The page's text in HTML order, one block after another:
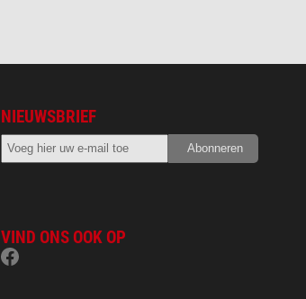
NIEUWSBRIEF
VIND ONS OOK OP